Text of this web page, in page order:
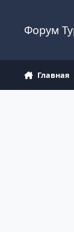
Форум
Главная